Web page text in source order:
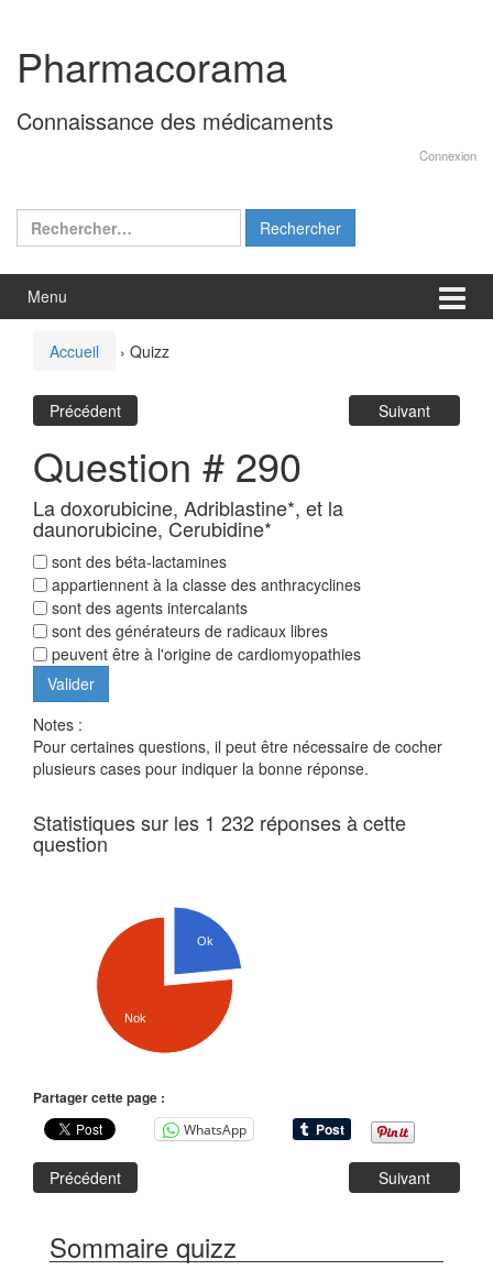
contenu
menu
principal
Pharmacorama
Connaissance des médicaments
Connexion
Rechercher :
Menu
Accueil › Quizz
Précédent Suivant
Question # 290
La doxorubicine, Adriblastine*, et la
daunorubicine, Cerubidine*
sont des béta-lactamines
appartiennent à la classe des anthracyclines
sont des agents intercalants
sont des générateurs de radicaux libres
peuvent être à l'origine de cardiomyopathies
Notes :
Pour certaines questions, il peut être nécessaire de cocher
plusieurs cases pour indiquer la bonne réponse.
Statistiques sur les 1 232 réponses à cette
question
Ok
Nok
Partager cette page :
WhatsApp
Précédent Suivant
Sommaire quizz